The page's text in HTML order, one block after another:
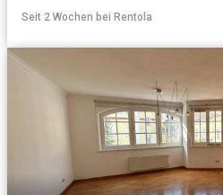
Seit 2 Wochen bei Rentola